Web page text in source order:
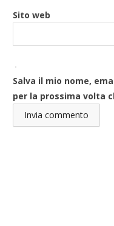
Sito web
Salva il mio nome,
per la prossima volta